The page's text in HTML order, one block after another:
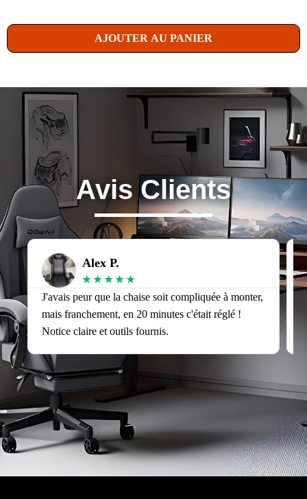
AJOUTER AU PANIER
Avis Clients
Alex P.
★ ★ ★ ★ ★
J'avais peur que la chaise soit compliquée à monter,
mais franchement, en 20 minutes c'était réglé !
Notice claire et outils fournis.